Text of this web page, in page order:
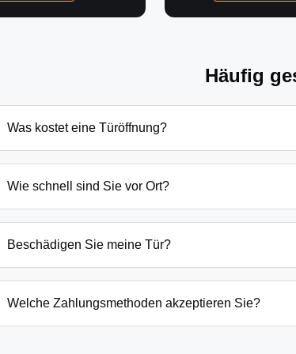
Häufig
Was kostet eine Türöffnung?
Schließanlage. Grundsätzlich beginnen unsere
Wie schnell sind Sie vor Ort?
eingesperrten Kindern oder laufenden
Beschädigen Sie meine Tür?
absoluten Ausnahmefällen, wenn keine andere
Welche Zahlungsmethoden akzeptieren Sie?